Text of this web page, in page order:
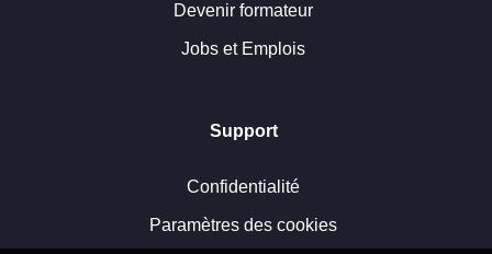
Devenir formateur
Jobs et Emplois
Support
Confidentialité
Paramètres des cookies